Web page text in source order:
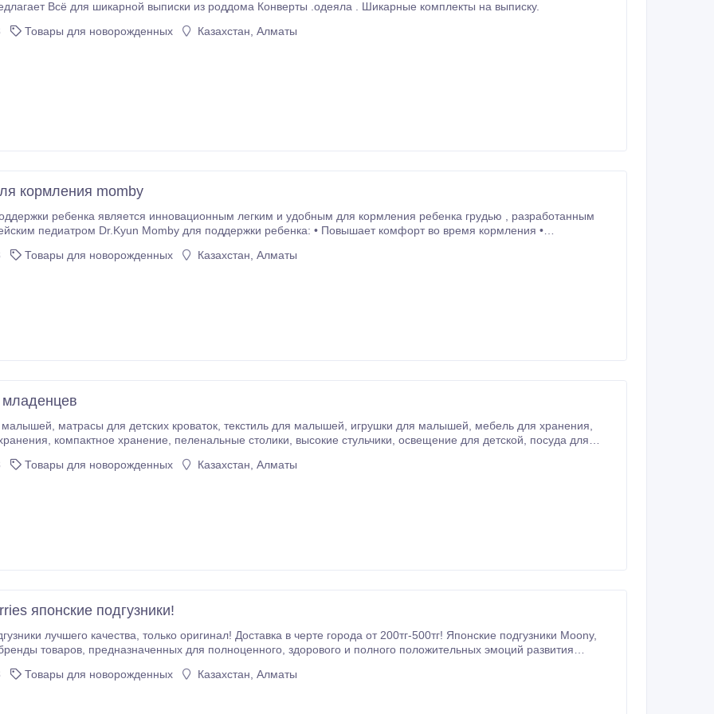
Всё для шикарной выписки из роддома Конверты .одеяла . Шикарные комплекты на выписку.
Товары для новорожденных Казахстан, Алматы
кормления momby
ребенка является инновационным легким и удобным для кормления ребенка грудью , разработанным
для поддержки ребенка: • Повышает комфорт во время кормления •
плеч и живота у матерей • Утверждено акушерами По сравнению с
Товары для новорожденных Казахстан, Алматы
игрушки для малышей, мебель для хранения,
освещение для детской, посуда для
Товары для новорожденных Казахстан, Алматы
японские подгузники!
оригинал! Доставка в черте города от 200тг-500тг! Японские подгузники Moony,
здорового и полного положительных эмоций развития
Товары для новорожденных Казахстан, Алматы